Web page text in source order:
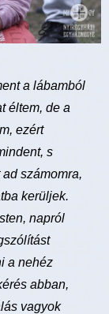
a lábamból
éltem, de a
ezért
s
számomra,
kerüljek.
napról
a nehéz
abban,
vagyok